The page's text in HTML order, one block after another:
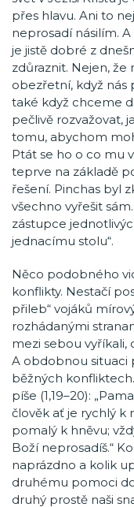
přes hlavu. Ani to
neprosadí násilím.
je jistě dobré z
zdůraznit. Nejen,
obezřetní, když nás
také když chceme
pečlivě rozvažovat,
tomu, abychom
Ptát se ho o co mu
teprve na základě
řešení. Pinchas byl
všechno vyřešit
zástupce
jednacímu stolu“.
Něco podobného
konflikty. Nestačí
přileb“ vojáků
rozhádanými
mezi sebou vyříkali,
A obdobnou situaci
běžných
píše (1,19–20):
člověk ať je rychlý k
pomalý k hněvu;
Boží neprosadíš.“
naprázdno a kolik
druhému pomoci
druhý prostě naši